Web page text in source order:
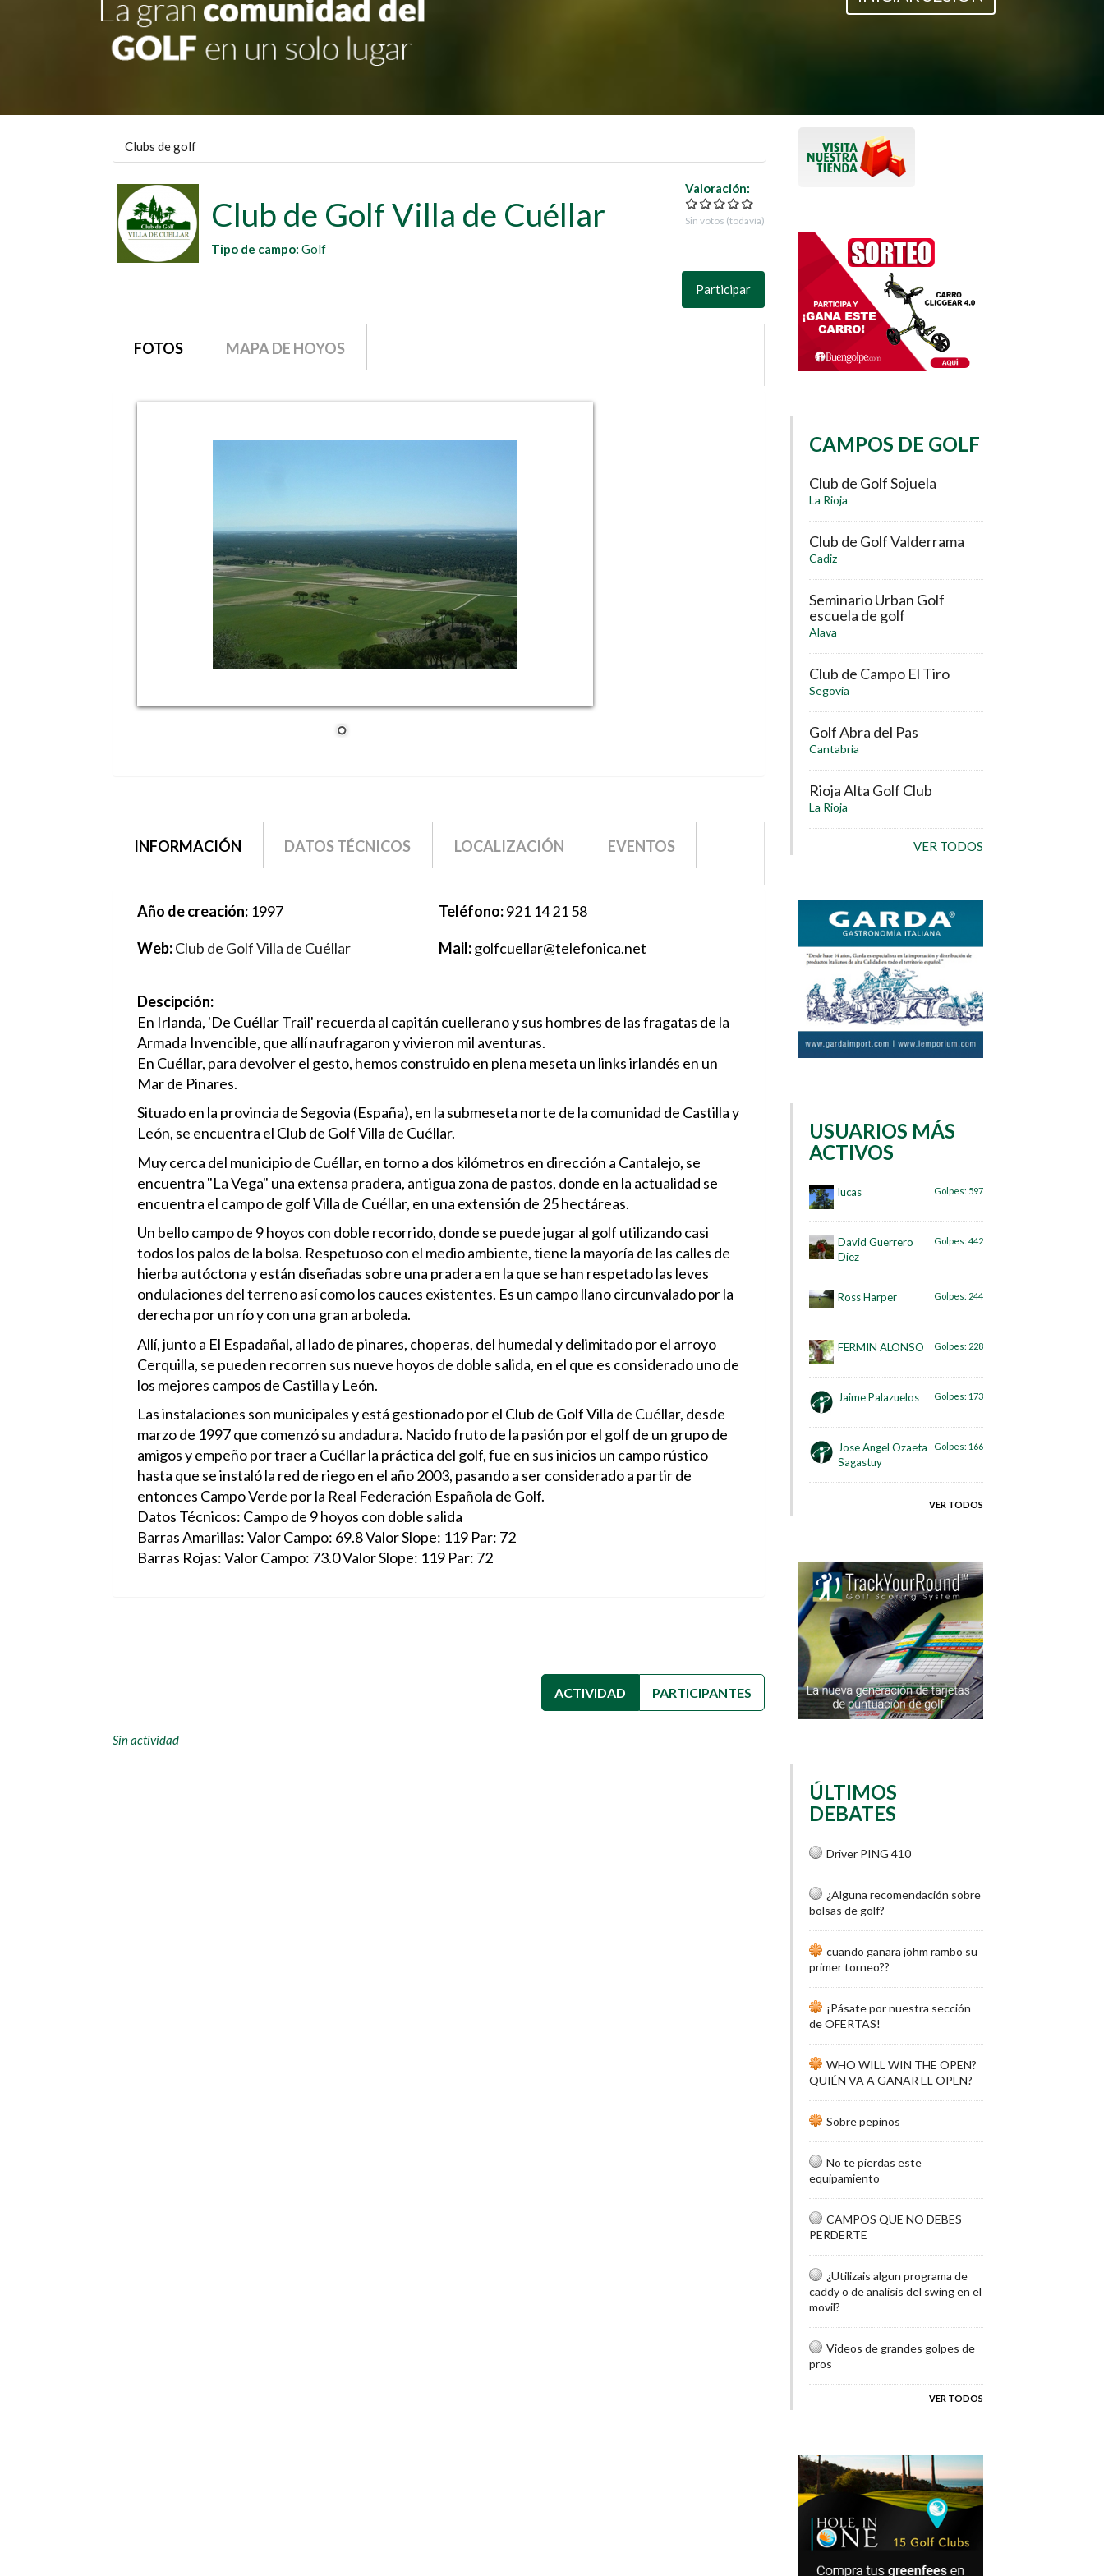
Clubs de golf
Valoración:
Sin votos (todavía)
Club de Golf Villa de Cuéllar
Tipo de campo: Golf
Participar
grupo1
FOTOS MAPA DE HOYOS
grupo2
INFORMACIÓN (SOLAPA
ACTIVA)
DATOS TÉCNICOS LOCALIZACIÓN EVENTOS
Año de creación: 1997 Teléfono:921 14 21 58
Web:Club de Golf Villa de Cuéllar Mail:golfcuellar@telefonica.net
Descipción:
En Irlanda, 'De Cuéllar Trail' recuerda al capitán cuellerano y sus hombres de las fragatas de la
Armada Invencible, que allí naufragaron y vivieron mil aventuras.
En Cuéllar, para devolver el gesto, hemos construido en plena meseta un links irlandés en un
Mar de Pinares.
Situado en la provincia de Segovia (España), en la submeseta norte de la comunidad de Castilla y
León, se encuentra el Club de Golf Villa de Cuéllar.
Muy cerca del municipio de Cuéllar, en torno a dos kilómetros en dirección a Cantalejo, se
encuentra "La Vega" una extensa pradera, antigua zona de pastos, donde en la actualidad se
encuentra el campo de golf Villa de Cuéllar, en una extensión de 25 hectáreas.
Un bello campo de 9 hoyos con doble recorrido, donde se puede jugar al golf utilizando casi
todos los palos de la bolsa. Respetuoso con el medio ambiente, tiene la mayoría de las calles de
hierba autóctona y están diseñadas sobre una pradera en la que se han respetado las leves
ondulaciones del terreno así como los cauces existentes. Es un campo llano circunvalado por la
derecha por un río y con una gran arboleda.
Allí, junto a El Espadañal, al lado de pinares, choperas, del humedal y delimitado por el arroyo
Cerquilla, se pueden recorren sus nueve hoyos de doble salida, en el que es considerado uno de
los mejores campos de Castilla y León.
Las instalaciones son municipales y está gestionado por el Club de Golf Villa de Cuéllar, desde
marzo de 1997 que comenzó su andadura. Nacido fruto de la pasión por el golf de un grupo de
amigos y empeño por traer a Cuéllar la práctica del golf, fue en sus inicios un campo rústico
hasta que se instaló la red de riego en el año 2003, pasando a ser considerado a partir de
entonces Campo Verde por la Real Federación Española de Golf.
Datos Técnicos: Campo de 9 hoyos con doble salida
Barras Amarillas: Valor Campo: 69.8 Valor Slope: 119 Par: 72
Barras Rojas: Valor Campo: 73.0 Valor Slope: 119 Par: 72
ACTIVIDAD (SOLAPA ACTIVA)
PARTICIPANTES
Sin actividad
CAMPOS DE GOLF
Club de Golf Sojuela
La Rioja
Club de Golf Valderrama
Cadiz
Seminario Urban Golf
escuela de golf
Alava
Club de Campo El Tiro
Segovia
Golf Abra del Pas
Cantabria
Rioja Alta Golf Club
La Rioja
VER TODOS
USUARIOS MÁS
ACTIVOS
lucas Golpes: 597
David Guerrero
Diez
Golpes: 442
Ross Harper Golpes: 244
FERMIN ALONSO Golpes: 228
Jaime Palazuelos Golpes: 173
Jose Angel Ozaeta
Sagastuy
Golpes: 166
VER TODOS
ÚLTIMOS
DEBATES
Driver PING 410
¿Alguna recomendación sobre
bolsas de golf?
cuando ganara johm rambo su
primer torneo??
¡Pásate por nuestra sección
de OFERTAS!
WHO WILL WIN THE OPEN?
QUIÉN VA A GANAR EL OPEN?
Sobre pepinos
No te pierdas este
equipamiento
CAMPOS QUE NO DEBES
PERDERTE
¿Utilizais algun programa de
caddy o de analisis del swing en el
movil?
Videos de grandes golpes de
pros
VER TODOS